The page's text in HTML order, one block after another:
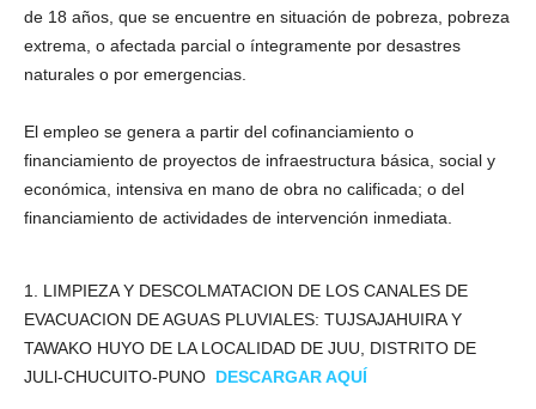
de 18 años, que se encuentre en situación de pobreza, pobreza
extrema, o afectada parcial o íntegramente por desastres
naturales o por emergencias.
El empleo se genera a partir del cofinanciamiento o
financiamiento de proyectos de infraestructura básica, social y
económica, intensiva en mano de obra no calificada; o del
financiamiento de actividades de intervención inmediata.
1. LIMPIEZA Y DESCOLMATACION DE LOS CANALES DE
EVACUACION DE AGUAS PLUVIALES: TUJSAJAHUIRA Y
TAWAKO HUYO DE LA LOCALIDAD DE JUU, DISTRITO DE
JULl-CHUCUITO-PUNO DESCARGAR AQUÍ